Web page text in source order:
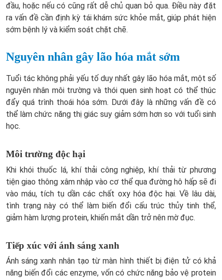
đầu, hoặc nếu có cũng rất dễ chủ quan bỏ qua. Điều này đặt
ra vấn đề cần định kỳ tái khám sức khỏe mắt, giúp phát hiện
sớm bệnh lý và kiểm soát chặt chẽ.
Nguyên nhân gây lão hóa mắt sớm
Tuổi tác không phải yếu tố duy nhất gây lão hóa mắt, một số
nguyên nhân môi trường và thói quen sinh hoạt có thể thúc
đẩy quá trình thoái hóa sớm. Dưới đây là những vấn đề có
thể làm chức năng thị giác suy giảm sớm hơn so với tuổi sinh
học.
Môi trường độc hại
Khi khói thuốc lá, khí thải công nghiệp, khí thải từ phương
tiện giao thông xâm nhập vào cơ thể qua đường hô hấp sẽ đi
vào máu, tích tụ dần các chất oxy hóa độc hại. Về lâu dài,
tình trạng này có thể làm biến đổi cấu trúc thủy tinh thể,
giảm hàm lượng protein, khiến mắt dần trở nên mờ đục.
Tiếp xúc với ánh sáng xanh
Ánh sáng xanh nhân tạo từ màn hình thiết bị điện tử có khả
năng biến đổi các enzyme, vốn có chức năng bảo vệ protein